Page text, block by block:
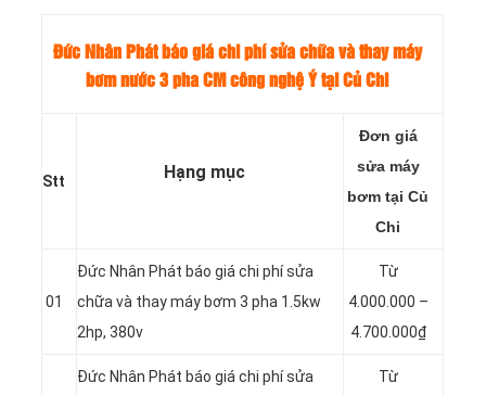
Đức Nhân Phát báo giá chi phí sửa chữa và thay máy
bơm nước 3 pha CM công nghệ Ý tại Củ Chi
Stt Hạng mục
Đơn giá
sửa máy
bơm tại Củ
Chi
01
Đức Nhân Phát báo giá chi phí sửa
chữa và thay máy bơm 3 pha 1.5kw
2hp, 380v
Từ
4.000.000 –
4.700.000₫
Đức Nhân Phát báo giá chi phí sửa
Từ